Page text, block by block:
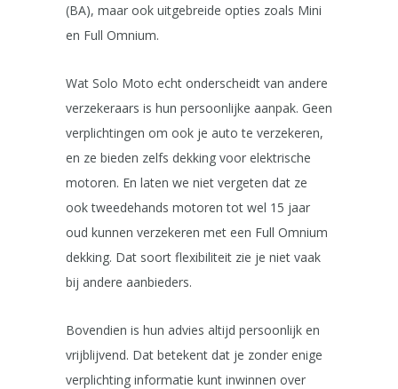
(BA), maar ook uitgebreide opties zoals Mini
en Full Omnium.
Wat Solo Moto echt onderscheidt van andere
verzekeraars is hun persoonlijke aanpak. Geen
verplichtingen om ook je auto te verzekeren,
en ze bieden zelfs dekking voor elektrische
motoren. En laten we niet vergeten dat ze
ook tweedehands motoren tot wel 15 jaar
oud kunnen verzekeren met een Full Omnium
dekking. Dat soort flexibiliteit zie je niet vaak
bij andere aanbieders.
Bovendien is hun advies altijd persoonlijk en
vrijblijvend. Dat betekent dat je zonder enige
verplichting informatie kunt inwinnen over